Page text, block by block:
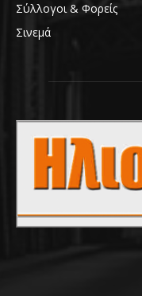
Σύλλογοι & Φορείς
Σινεμά